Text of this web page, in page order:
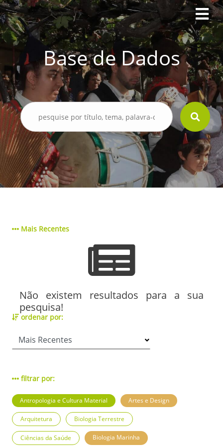
Base de Dados
Mais Recentes
Não existem resultados para a sua
pesquisa!
ordenar por:
filtrar por:
Antropologia e Cultura Material Artes e Design
Arquitetura Biologia Terrestre
Ciências da Saúde Biologia Marinha